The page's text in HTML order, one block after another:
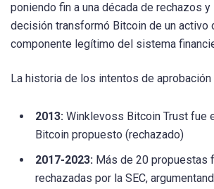
poniendo fin a una década de rechazos
decisión transformó Bitcoin de un activo
componente legítimo del sistema
La historia de los intentos de aprobación
2013: Winklevoss Bitcoin Trust fue
Bitcoin propuesto (rechazado)
2017-2023: Más de 20 propuestas
rechazadas por la SEC,